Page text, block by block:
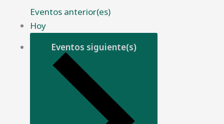
Eventos anterior(es)
Hoy
Eventos siguiente(s)